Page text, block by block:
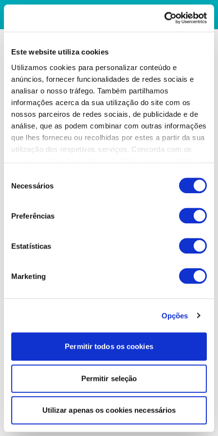
Este website utiliza cookies
Utilizamos cookies para personalizar conteúdo e
anúncios, fornecer funcionalidades de redes sociais e
analisar o nosso tráfego. Também partilhamos
informações acerca da sua utilização do site com os
nossos parceiros de redes sociais, de publicidade e de
análise, que as podem combinar com outras informações
que lhes forneceu ou recolhidas por estes a partir da sua
utilização dos respetivos serviços. Concorda com os
Necessários
Preferências
Estatísticas
Marketing
Opções
Permitir todos os cookies
Permitir seleção
Utilizar apenas os cookies necessários